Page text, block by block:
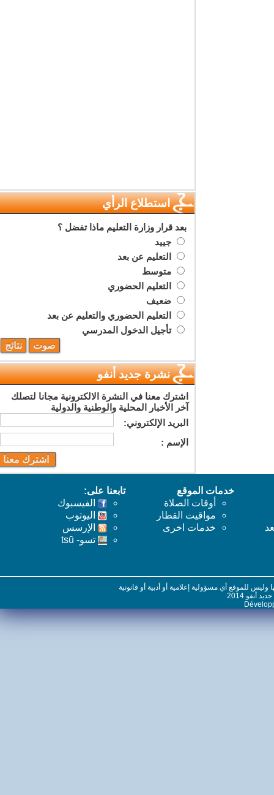
استطلاع الرأي
بعد قرار وزارة التعليم ماذا تفضل ؟
جييد
التعليم عن بعد
متوسط
التعليم الحضوري
ضعيف
التعليم الحضوري والتعليم عن بعد
تأجيل الدخول المدرسي
نشرة جديد أنفو
اشترك معنا في النشرة الالكترونية مجانا لتصلك
آخر الأخبار المحلية والوطنية والدولية
البريد اﻹلكتروني:
اﻹسم :
خدمات الموقع
أوقات الصلاة
مواقيت القطار
خدمات اخرى
تابعنا على:
الفيسبوك
اليوتوب
اﻹرسس
تسو- tsū
للموقع أي مسؤولية إعلامية أو أدبية أو قانونية
2014